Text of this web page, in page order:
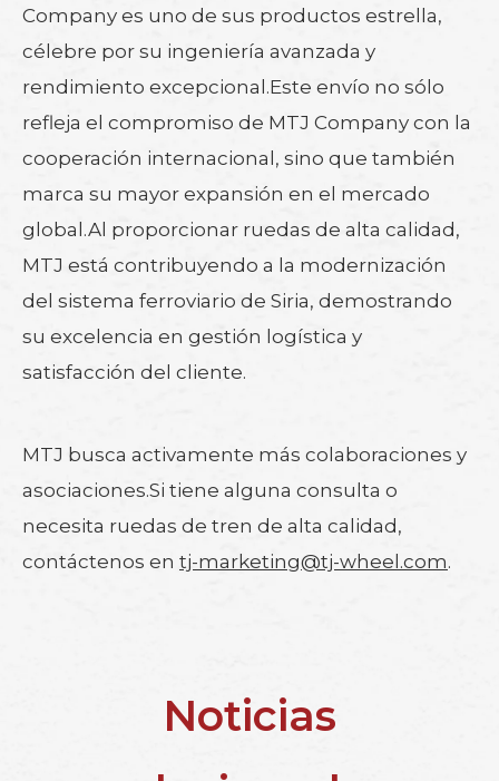
Company es uno de sus productos estrella,
célebre por su ingeniería avanzada y
rendimiento excepcional.Este envío no sólo
refleja el compromiso de MTJ Company con la
cooperación internacional, sino que también
marca su mayor expansión en el mercado
global.Al proporcionar ruedas de alta calidad,
MTJ está contribuyendo a la modernización
del sistema ferroviario de Siria, demostrando
su excelencia en gestión logística y
satisfacción del cliente.
MTJ busca activamente más colaboraciones y
asociaciones.Si tiene alguna consulta o
necesita ruedas de tren de alta calidad,
contáctenos en tj-marketing@tj-wheel.com.
Noticias